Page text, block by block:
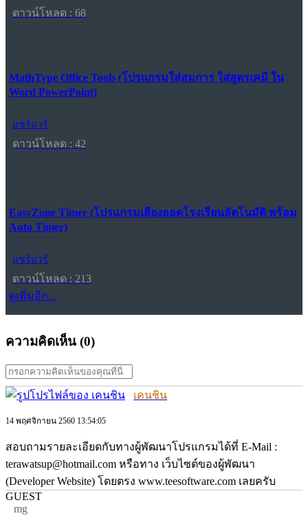
ดาวน์โหลด : 68
MathType Office Tools (โปรแกรมใส่สมการ ใส่สูตรเคมี ใน
Word PowerPoint)
แชร์แวร์
ดาวน์โหลด : 42
EasyZone Timer (โปรแกรมเสียงออดโรงเรียนอัตโนมัติ พร้อม
Auto Timer)
แชร์แวร์
ดาวน์โหลด : 213
ดูเพิ่มอีก...
ความคิดเห็น (0)
เคนชิน
14 พฤศจิกายน 2560 13:54:05
สอบถามรายละเอียดกับทางผู้พัฒนาโปรแกรมได้ที่ E-Mail :
terawatsup@hotmail.com หรือทาง เว็บไซต์ของผู้พัฒนา
(Developer Website) โดยตรง www.teesoftware.com เลยครับ
GUEST
mg